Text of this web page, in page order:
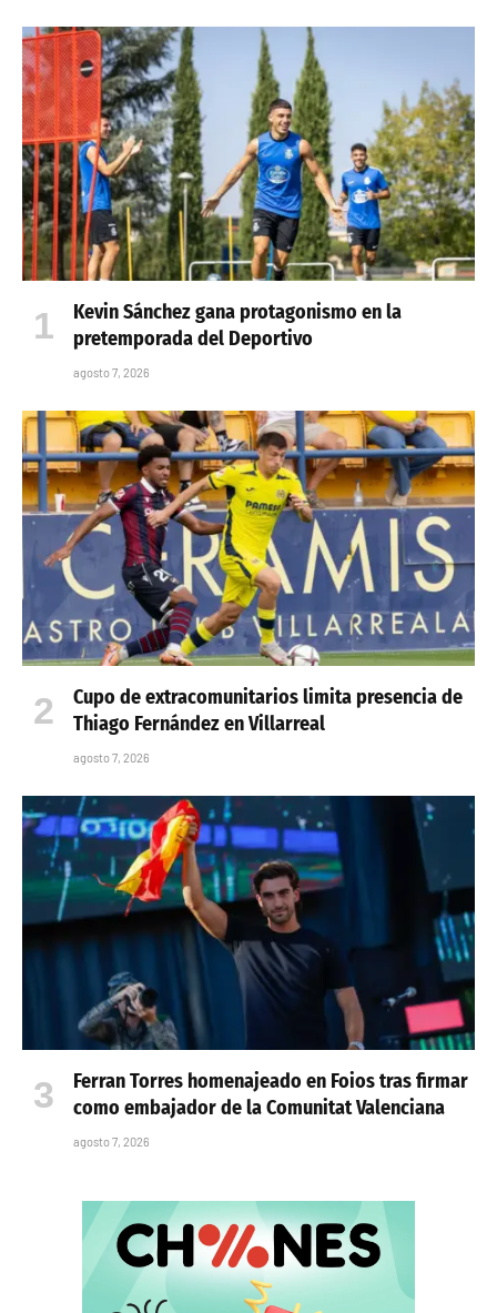
Kevin Sánchez gana protagonismo en la
pretemporada del Deportivo
agosto 7, 2026
Cupo de extracomunitarios limita presencia de
Thiago Fernández en Villarreal
agosto 7, 2026
Ferran Torres homenajeado en Foios tras firmar
como embajador de la Comunitat Valenciana
agosto 7, 2026